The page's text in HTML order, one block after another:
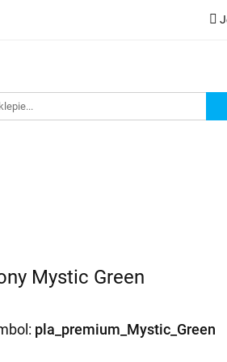
Mystic Green
pla_premium_Mystic_Green